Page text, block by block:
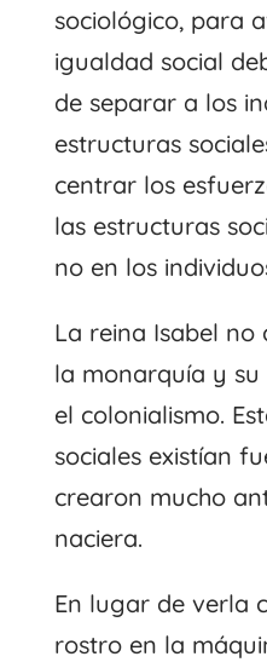
sociológico, para
igualdad social
de separar a los
estructuras
centrar los
las estructuras
no en los
La reina Isabel no
la monarquía y su
el colonialismo.
sociales existían
crearon mucho
naciera.
En lugar de verla
rostro en la